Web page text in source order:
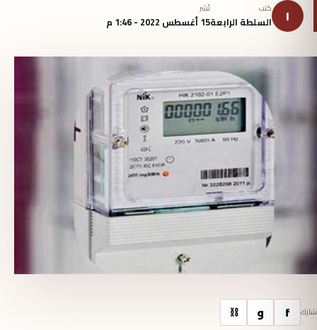
ا كتب
السلطة الرابعة
نُشر
15 أغسطس 2022 - 1:46 م
شارك f و ⛓